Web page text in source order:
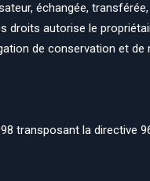
échangée,
droits autorise le
de conservation et de
transposant la directive